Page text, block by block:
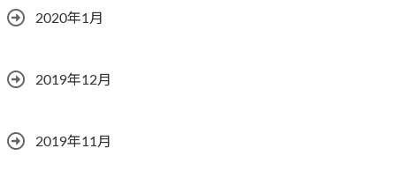
2020年1月
2019年12月
2019年11月